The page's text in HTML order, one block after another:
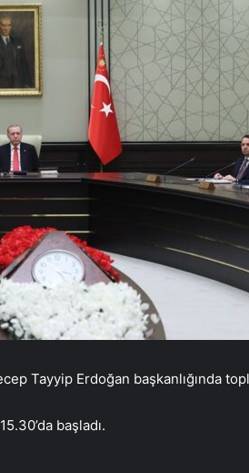
Tayyip Erdoğan başkanlığında
başladı.